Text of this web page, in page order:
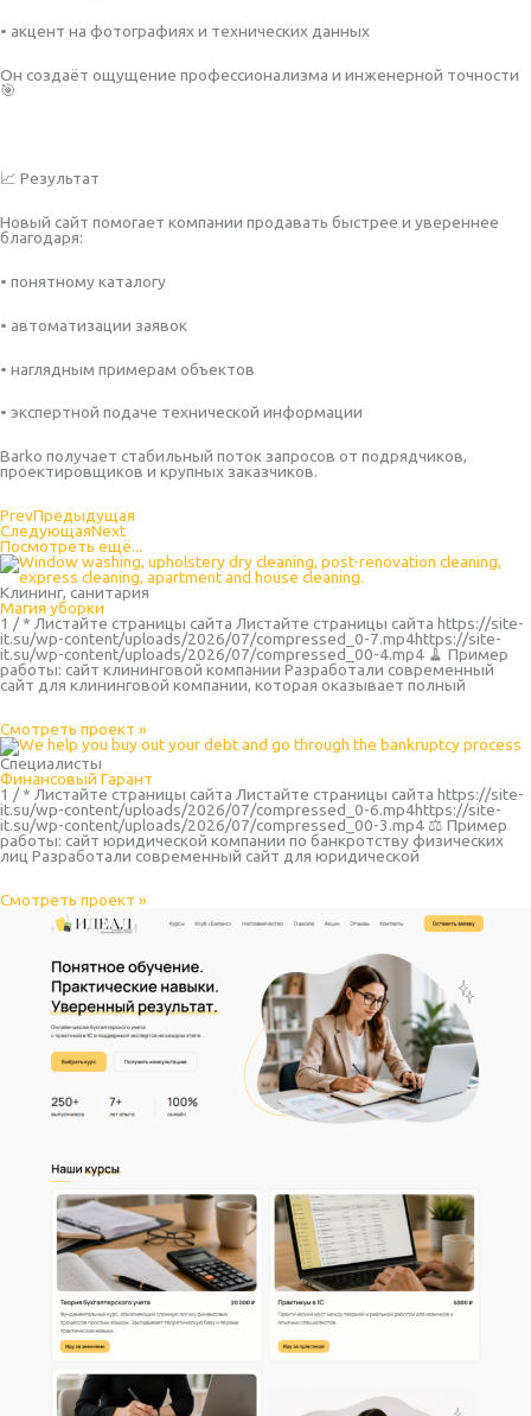
• акцент на фотографиях и технических данных
Он создаёт ощущение профессионализма и инженерной точности
🎯
📈 Результат
Новый сайт помогает компании продавать быстрее и увереннее
благодаря:
• понятному каталогу
• автоматизации заявок
• наглядным примерам объектов
• экспертной подаче технической информации
Barko получает стабильный поток запросов от подрядчиков,
проектировщиков и крупных заказчиков.
PrevПредыдущая
СледующаяNext
Посмотреть ещё...
Клининг, санитария
Магия уборки
1 / * Листайте страницы сайта Листайте страницы сайта https://site-
it.su/wp-content/uploads/2026/07/compressed_0-7.mp4https://site-
it.su/wp-content/uploads/2026/07/compressed_00-4.mp4 🧹 Пример
работы: сайт клининговой компании Разработали современный
сайт для клининговой компании, которая оказывает полный
Смотреть проект »
Специалисты
Финансовый Гарант
1 / * Листайте страницы сайта Листайте страницы сайта https://site-
it.su/wp-content/uploads/2026/07/compressed_0-6.mp4https://site-
it.su/wp-content/uploads/2026/07/compressed_00-3.mp4 ⚖️ Пример
работы: сайт юридической компании по банкротству физических
лиц Разработали современный сайт для юридической
Смотреть проект »